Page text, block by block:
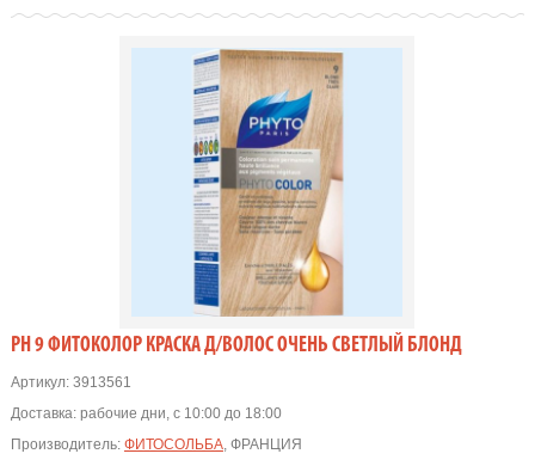
PH 9 ФИТОКОЛОР КРАСКА Д/ВОЛОС ОЧЕНЬ СВЕТЛЫЙ БЛОНД
Артикул:3913561
Доставка: рабочие дни, с 10:00 до 18:00
Производитель: ФИТОСОЛЬБА, ФРАНЦИЯ